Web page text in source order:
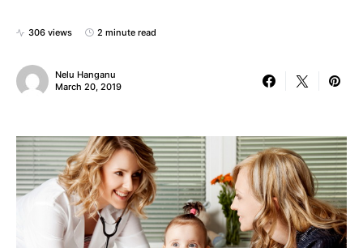
306 views 2 minute read
Nelu Hanganu
March 20, 2019